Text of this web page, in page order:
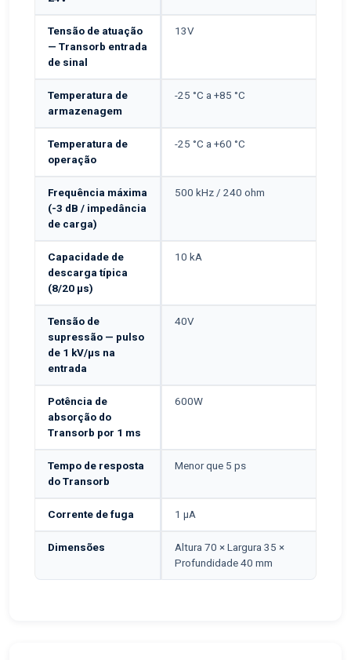
Tensão de atuação
— Transorb entrada
de sinal
13V
Temperatura de
armazenagem
-25 °C a +85 °C
Temperatura de
operação
-25 °C a +60 °C
Frequência máxima
(-3 dB / impedância
de carga)
500 kHz / 240 ohm
Capacidade de
descarga típica
(8/20 μs)
10 kA
Tensão de
supressão — pulso
de 1 kV/μs na
entrada
40V
Potência de
absorção do
Transorb por 1 ms
600W
Tempo de resposta
do Transorb
Menor que 5 ps
Corrente de fuga 1 μA
Dimensões
Altura 70 × Largura 35 ×
Profundidade 40 mm